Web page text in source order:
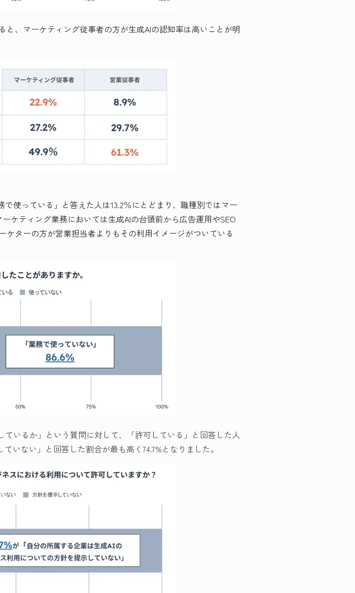
、マーケティング従事者の方が生成AIの認知率は高いことが明
使っている」と答えた人は13.2％にとどまり、職種別ではマー
ケティング業務においては生成AIの台頭前から広告運用やSEO
ターの方が営業担当者よりもその利用イメージがついている
いるか」という質問に対して、「許可している」と回答した人
いない」と回答した割合が最も高く74.7%となりました。